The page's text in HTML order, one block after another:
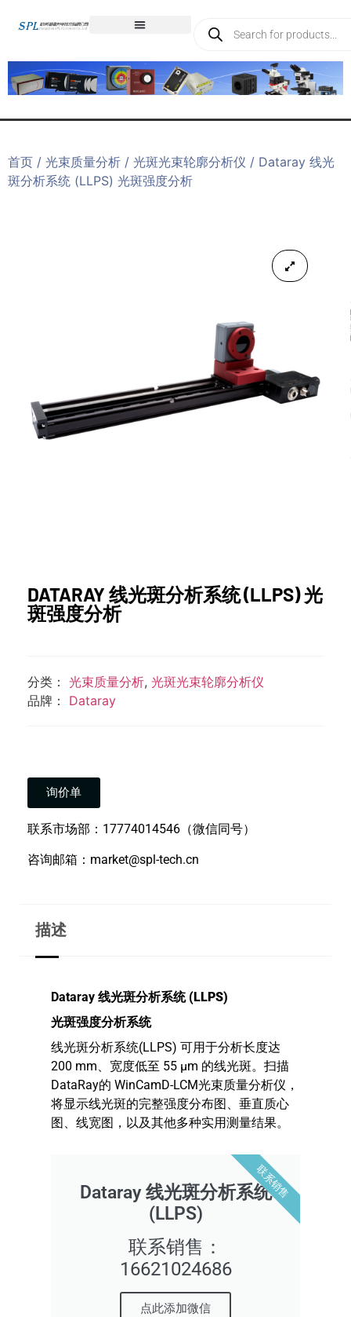
首页 / 光束质量分析 / 光斑光束轮廓分析仪 / Dataray 线光
斑分析系统 (LLPS) 光斑强度分析
DATARAY 线光斑分析系统 (LLPS) 光
斑强度分析
分类： 光束质量分析, 光斑光束轮廓分析仪
品牌： Dataray
询价单
联系市场部：17774014546（微信同号）
咨询邮箱：market@spl-tech.cn
描述
Dataray 线光斑分析系统 (LLPS)
光斑强度分析系统
线光斑分析系统(LLPS) 可用于分析长度达
200 mm、宽度低至 55 μm 的线光斑。扫描
DataRay的 WinCamD-LCM光束质量分析仪，
将显示线光斑的完整强度分布图、垂直质心
图、线宽图，以及其他多种实用测量结果。
Dataray 线光斑分析系统
(LLPS)
联系销售：
16621024686
点此添加微信
联系销售